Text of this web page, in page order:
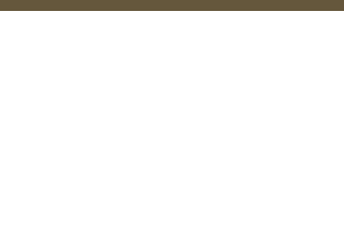
Agence Marrakech